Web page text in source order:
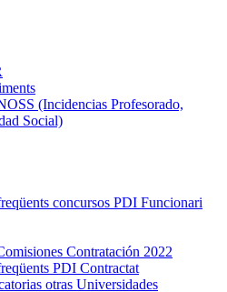
(Incidencias Profesorado,
Social)
concursos PDI Funcionari
Contratación 2022
PDI Contractat
otras Universidades